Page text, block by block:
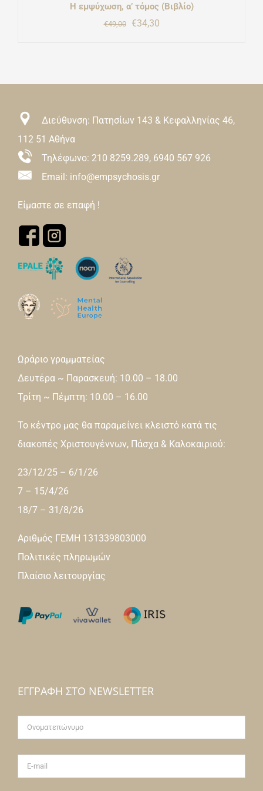
Η εμψύχωση, α’ τόμος (Βιβλίο)
€49,00
Original
€34,30Η
Διεύθυνση: Πατησίων 143 & Κεφαλληνίας 46,
112 51 Αθήνα
Τηλέφωνο: 210 8259.289, 6940 567 926
Email: info@empsychosis.gr
Είμαστε σε επαφή !
Ωράριο γραμματείας
Δευτέρα ~ Παρασκευή: 10.00 – 18.00
Τρίτη ~ Πέμπτη: 10.00 – 16.00
Το κέντρο μας θα παραμείνει κλειστό κατά τις
διακοπές Χριστουγέννων, Πάσχα & Καλοκαιριού:
23/12/25 – 6/1/26
7 – 15/4/26
18/7 – 31/8/26
Αριθμός ΓΕΜΗ 131339803000
Πολιτικές πληρωμών
Πλαίσιο λειτουργίας
ΕΓΓΡΑΦΉ ΣΤΟ NEWSLETTER